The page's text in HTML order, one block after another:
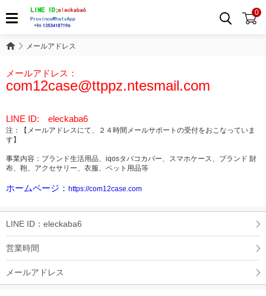
0
メールアドレス
メールアドレス：
com12case@ttppz.ntesmail.com
LINE ID: eleckaba6
注：【メールアドレスにて、２４時間メールサポートの受付をおこなっていま
す】
事業内容：ブランド生活用品、iqosタバコカバー、スマホケース、ブランド 財
布、鞄、アクセサリー、衣服、ペット用品等
ホームページ： https://com12case.com
LINE ID：eleckaba6
営業時間
メールアドレス